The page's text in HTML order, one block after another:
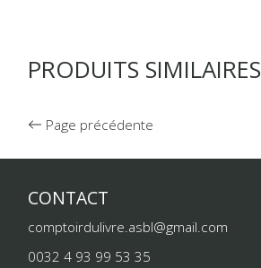
PRODUITS SIMILAIRES
Page précédente
CONTACT
comptoirdulivre.asbl@gmail.com
0032 4 93 99 53 35